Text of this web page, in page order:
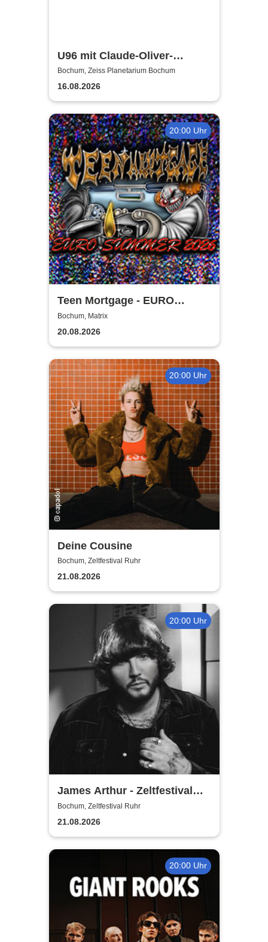
U96 mit Claude-Oliver-
Rudolph - 20.000 Meilen unter
dem Meer | Zeiss Planetarium
Bochum
Bochum, Zeiss Planetarium Bochum
16.08.2026
20:00 Uhr
Teen Mortgage - EURO
SUMMER 2026
Bochum, Matrix
20.08.2026
20:00 Uhr
Deine Cousine
Bochum, Zeltfestival Ruhr
21.08.2026
20:00 Uhr
James Arthur - Zeltfestival
Ruhr
Bochum, Zeltfestival Ruhr
21.08.2026
20:00 Uhr